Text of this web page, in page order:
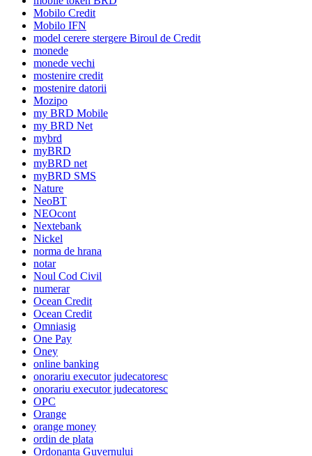
Mobilo Credit
Mobilo IFN
model cerere stergere Biroul de Credit
monede
monede vechi
mostenire credit
mostenire datorii
Mozipo
my BRD Mobile
my BRD Net
mybrd
myBRD
myBRD net
myBRD SMS
Nature
NeoBT
NEOcont
Nextebank
Nickel
norma de hrana
notar
Noul Cod Civil
numerar
Ocean Credit
Ocean Credit
Omniasig
One Pay
Oney
online banking
onorariu executor judecatoresc
onorariu executor judecatoresc
OPC
Orange
orange money
ordin de plata
Ordonanta Guvernului